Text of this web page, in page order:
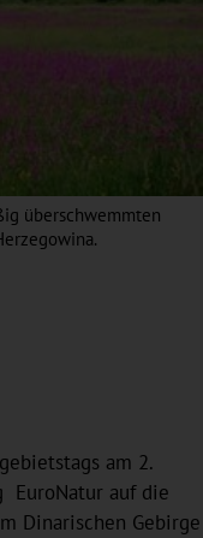
überschwemmten
am 2.
EuroNatur auf die
Dinarischen Gebirge